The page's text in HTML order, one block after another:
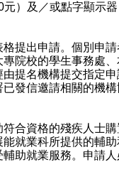
）及／或點字顯示
提出申請。個別申請
院校的學生事務處
提名機構提交指定
發信邀請相關的機
資格的殘疾人士購
就業科所提供的輔
助就業服務。申請